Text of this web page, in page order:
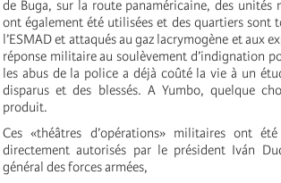
de Buga, sur la route panaméricaine, des unités
ont également été utilisées et des quartiers sont
l’ESMAD et attaqués au gaz lacrymogène et aux
réponse militaire au soulèvement d’indignation
les abus de la police a déjà coûté la vie à un
disparus et des blessés. A Yumbo, quelque
produit.
Ces «théâtres d’opérations» militaires ont
directement autorisés par le président Iván
général des forces armées,